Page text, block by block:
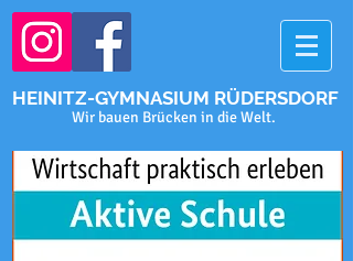
HEINITZ-GYMNASIUM RÜDERSDORF
Wir bauen Brücken in die Welt.